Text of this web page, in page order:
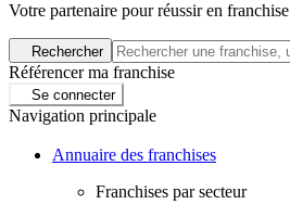
Votre partenaire pour réussir en franchise
Rechercher
Référencer ma franchise
Se connecter
Navigation principale
Annuaire des franchises
Franchises par secteur